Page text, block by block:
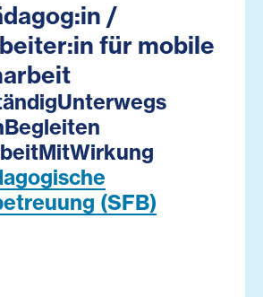
/
für mobile
(SFB)